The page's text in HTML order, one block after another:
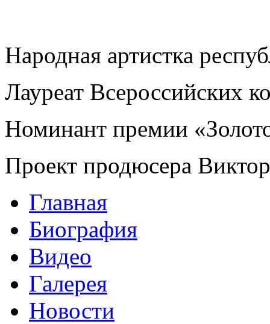
Народная артистка
Лауреат Всероссийских
Номинант премии
Проект продюсера
Главная
Биография
Видео
Галерея
Новости